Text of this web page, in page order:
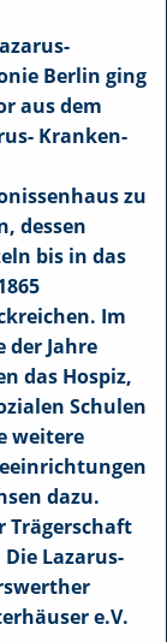
Berlin ging
aus dem
Kranken-
zu
dessen
bis in das
Im
der Jahre
das Hospiz,
Schulen
weitere
dazu.
Trägerschaft
Die Lazarus-
e.V.